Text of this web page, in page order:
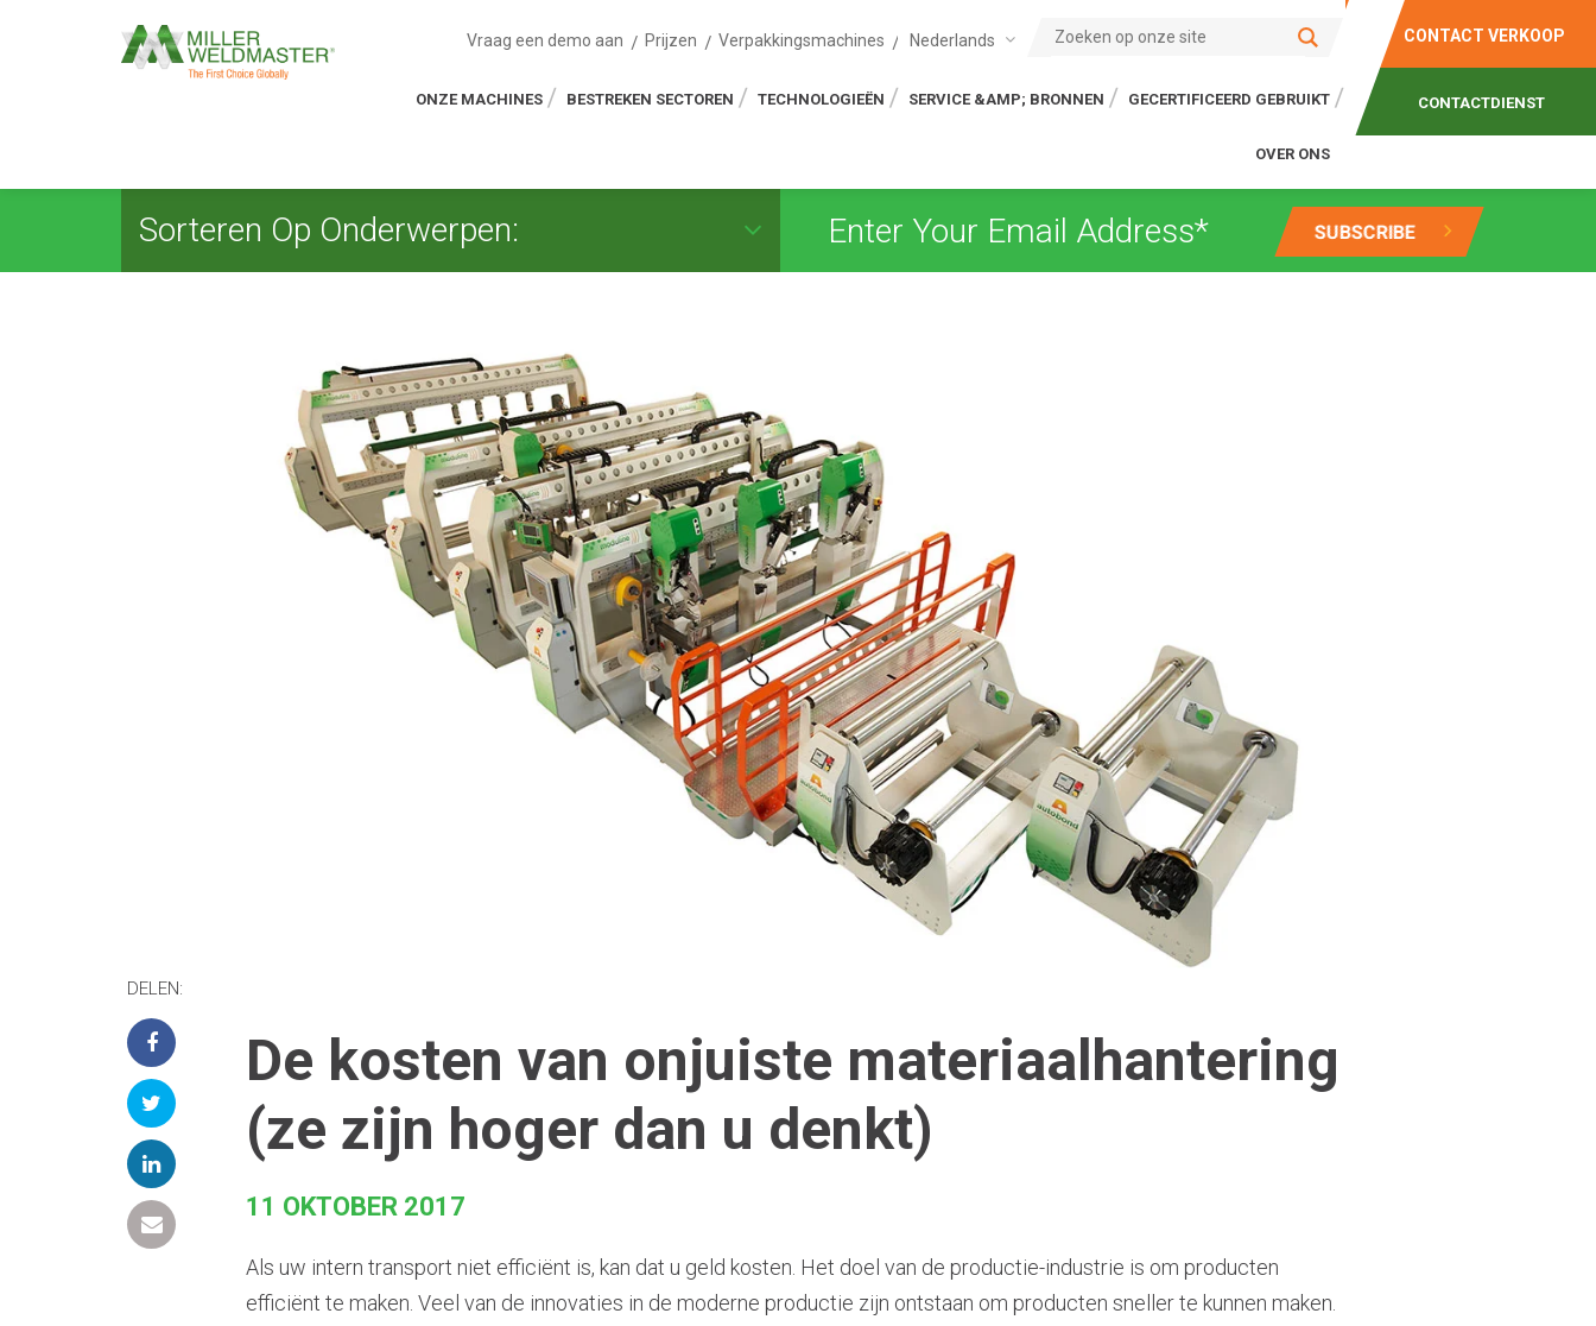
Vraag een demo aan Prijzen Verpakkingsmachines Nederlands
ONZE MACHINES BESTREKEN SECTOREN TECHNOLOGIEËN SERVICE &AMP; BRONNEN GECERTIFICEERD GEBRUIKT
OVER ONS
CONTACT VERKOOP
CONTACTDIENST
Sorteren Op Onderwerpen:
De kosten van onjuiste materiaalhantering
(ze zijn hoger dan u denkt)
11 OKTOBER 2017
DELEN:
Als uw intern transport niet efficiënt is, kan dat u geld kosten. Het doel van de productie-industrie is om producten
efficiënt te maken. Veel van de innovaties in de moderne productie zijn ontstaan om producten sneller te kunnen maken.